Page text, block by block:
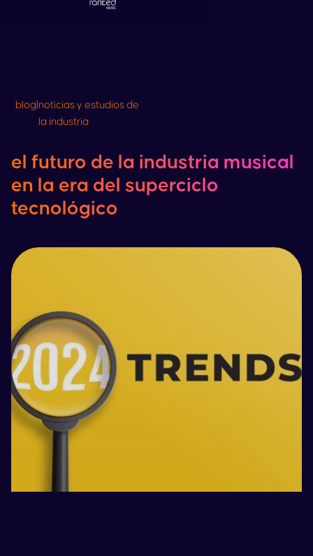
blog noticias y estudios de
la industria
el futuro de la industria musical
en la era del superciclo
tecnológico